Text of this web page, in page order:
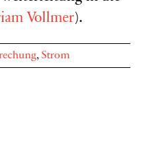
Vollmer).
, Strom